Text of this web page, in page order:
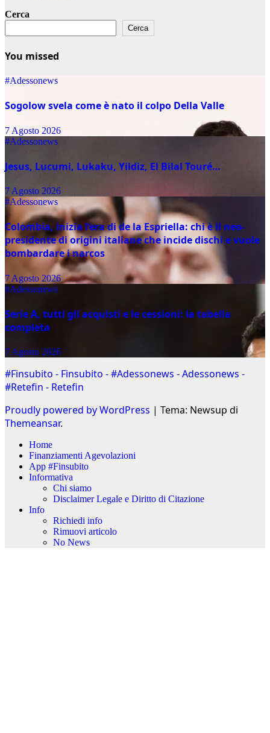
Cerca
Cerca
You missed
#Adessonews
Sogolow svela come è nato il colpo Della Valle
7 Agosto 2026
#Adessonews
Jesus, Lucumi, Lukaku, Yildiz, El Bilal Touré…
7 Agosto 2026
#Adessonews
Colombia, inizia l’era di de la Espriella: chi è il neo-
presidente di origini italiane che incide dischi e vuole
bombardare i narcos
7 Agosto 2026
#Adessonews
Serie A, tutti gli acquisti e le cessioni: la tabella
completa
7 Agosto 2026
#Finsubito - Finsubito - #Adessonews - Adessonews -
#Retefin - Retefin
Proudly powered by WordPress | Tema: Newsup di
Themeansar.
Home
Finanziamenti Agevolazioni
App #Finsubito
Informativa
Chi siamo
Disclaimer Legale e Diritto di Citazione
Info
Richiedi info
Rimuovi articolo
No News